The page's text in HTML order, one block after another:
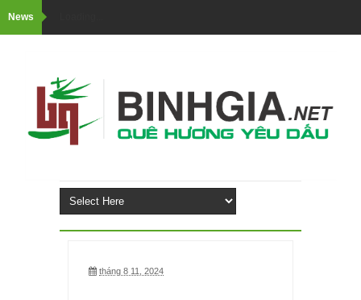
News
tháng 8 11, 2024